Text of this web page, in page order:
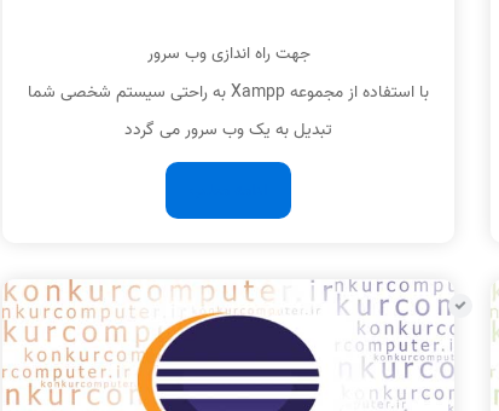
جهت راه اندازی وب سرور
با استفاده از مجموعه Xampp به راحتی سیستم شخصی شما
تبدیل به یک وب سرور می گردد